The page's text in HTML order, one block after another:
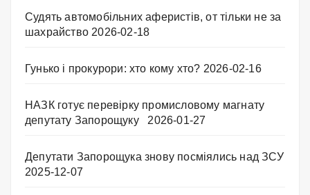
Судять автомобільних аферистів, от тільки не за
шахрайство 2026-02-18
Гунько і прокурори: хто кому хто? 2026-02-16
НАЗК готує перевірку промисловому магнату
депутату Запорощуку
2026-01-27
Депутати Запорощука знову посміялись над ЗСУ
2025-12-07